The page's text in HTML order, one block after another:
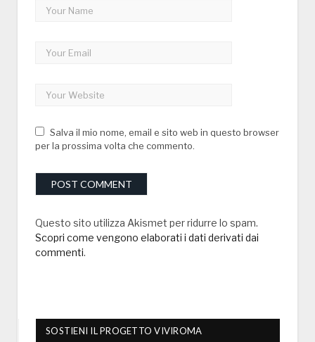
Salva il mio nome, email e sito web in questo browser
per la prossima volta che commento.
Questo sito utilizza Akismet per ridurre lo spam.
Scopri come vengono elaborati i dati derivati dai
commenti.
SOSTIENI IL PROGETTO VIVIROMA